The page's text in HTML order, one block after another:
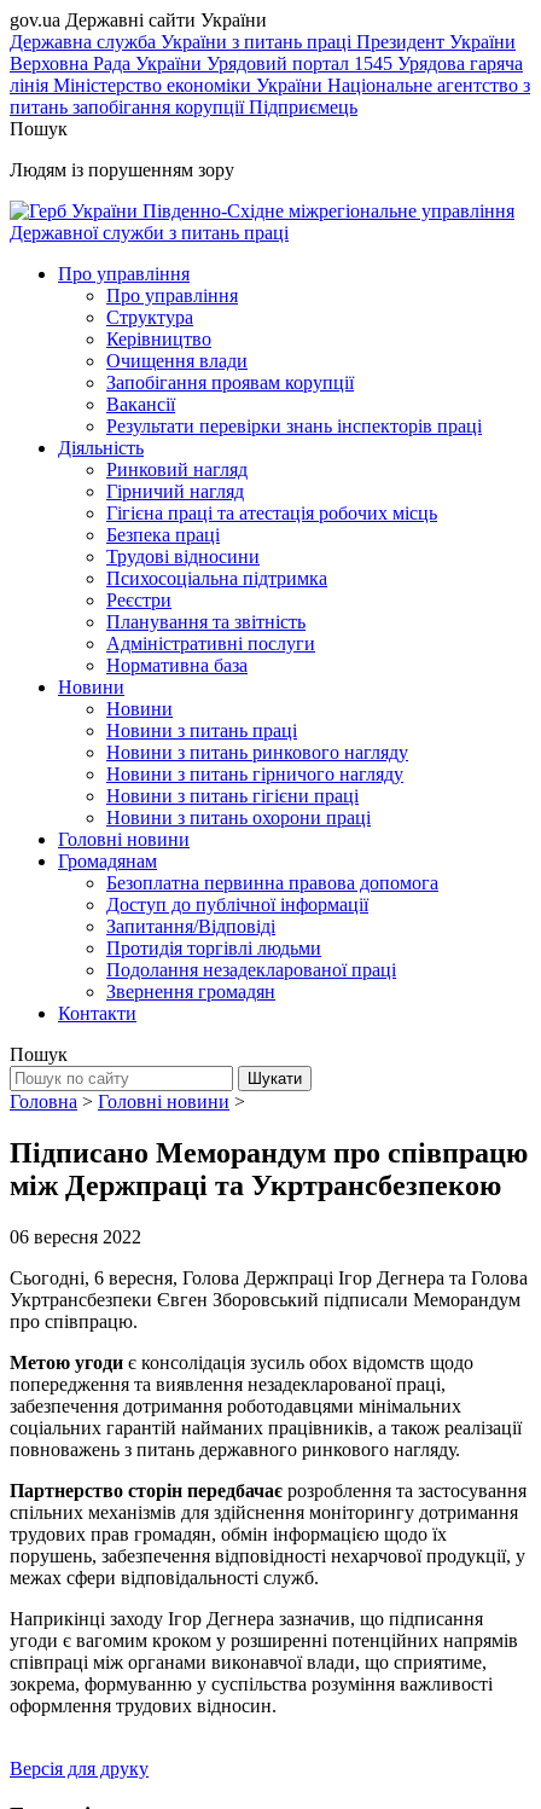
gov.ua Державні сайти України
Державна служба України з питань праці Президент України
Верховна Рада України Урядовий портал 1545 Урядова гаряча
лінія Міністерство економіки України Національне агентство з
питань запобігання корупціїПідприємець
Пошук
Людям із порушенням зору
Південно-Східне міжрегіональне управління
Державної служби з питань праці
Про управління
Про управління
Структура
Керівництво
Очищення влади
Запобігання проявам корупції
Вакансії
Результати перевірки знань інспекторів праці
Діяльність
Ринковий нагляд
Гірничий нагляд
Гігієна праці та атестація робочих місць
Безпека праці
Трудові відносини
Психосоціальна підтримка
Реєстри
Планування та звітність
Адміністративні послуги
Нормативна база
Новини
Новини
Новини з питань праці
Новини з питань ринкового нагляду
Новини з питань гірничого нагляду
Новини з питань гігієни праці
Новини з питань охорони праці
Головні новини
Громадянам
Безоплатна первинна правова допомога
Доступ до публічної інформації
Запитання/Відповіді
Протидія торгівлі людьми
Подолання незадекларованої праці
Звернення громадян
Контакти
Пошук
Головна > Головні новини >
Підписано Меморандум про співпрацю
між Держпраці та Укртрансбезпекою
06 вересня 2022
Сьогодні, 6 вересня, Голова Держпраці Ігор Дегнера та Голова
Укртрансбезпеки Євген Зборовський підписали Меморандум
про співпрацю.
Метою угоди є консолідація зусиль обох відомств щодо
попередження та виявлення незадекларованої праці,
забезпечення дотримання роботодавцями мінімальних
соціальних гарантій найманих працівників, а також реалізації
повноважень з питань державного ринкового нагляду.
Партнерство сторін передбачає розроблення та застосування
спільних механізмів для здійснення моніторингу дотримання
трудових прав громадян, обмін інформацією щодо їх
порушень, забезпечення відповідності нехарчової продукції, у
межах сфери відповідальності служб.
Наприкінці заходу Ігор Дегнера зазначив, що підписання
угоди є вагомим кроком у розширенні потенційних напрямів
співпраці між органами виконавчої влади, що сприятиме,
зокрема, формуванню у суспільства розуміння важливості
оформлення трудових відносин.
Версія для друку